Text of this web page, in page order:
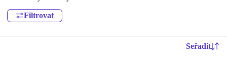
Filtrovat
Seřadit